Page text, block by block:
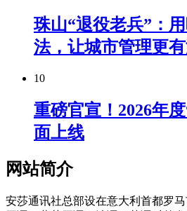
珠山“退役老兵”：
法，让城市管理更
10
重磅官宣！2026年
面上线
网站简介
安莎通讯社总部设在意大利首都罗